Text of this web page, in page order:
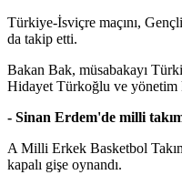
Türkiye-İsviçre maçını,
da takip etti.
Bakan Bak, müsabakayı
Hidayet Türkoğlu ve
- Sinan Erdem'de milli
A Milli Erkek Basketbol
kapalı gişe oynandı.